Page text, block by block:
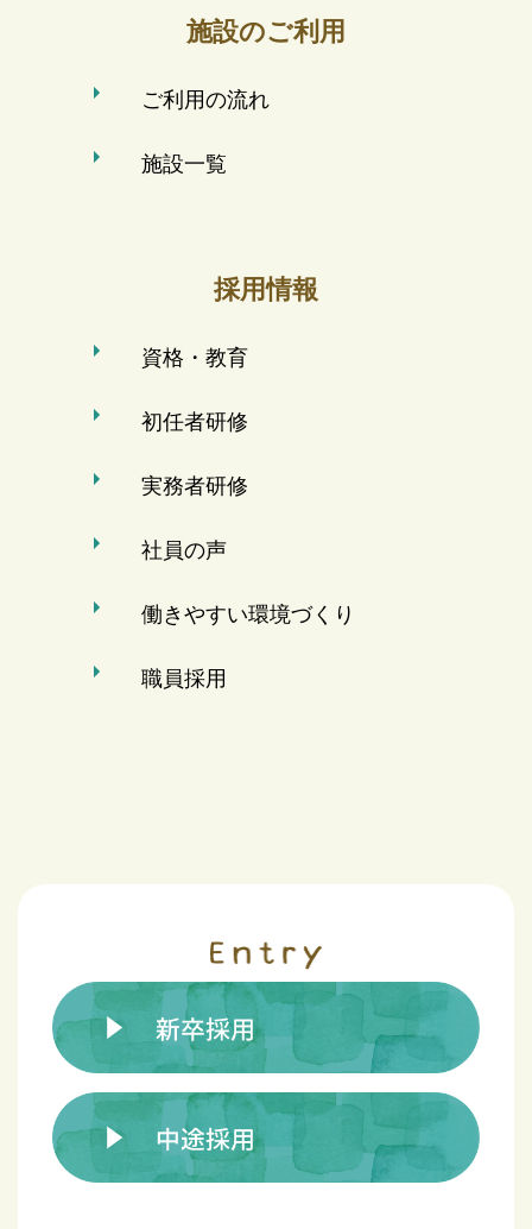
施設のご利用
ご利用の流れ
施設一覧
採用情報
資格・教育
初任者研修
実務者研修
社員の声
働きやすい環境づくり
職員採用